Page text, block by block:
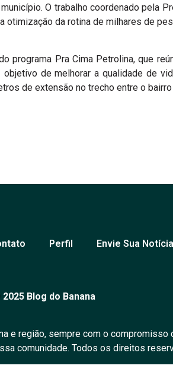
O trabalho coordenado pela
otimização da rotina de milhares de
programa Pra Cima Petrolina, que
de melhorar a qualidade de
de extensão no trecho entre o
Perfil Envie Sua Notícia
Blog do Banana
e região, sempre com o compromisso
comunidade. Todos os direitos